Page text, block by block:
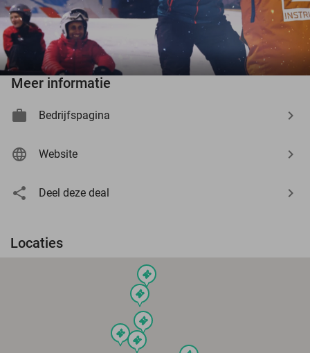
Meer informatie
Bedrijfspagina
Website
Deel deze deal
Locaties
events
events
events
events
events